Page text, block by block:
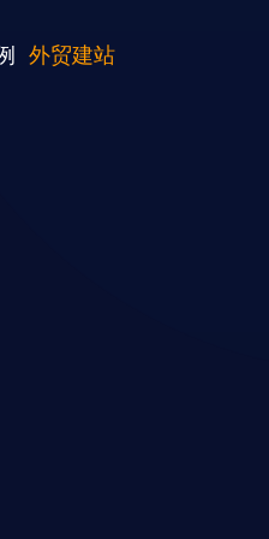
外贸建站